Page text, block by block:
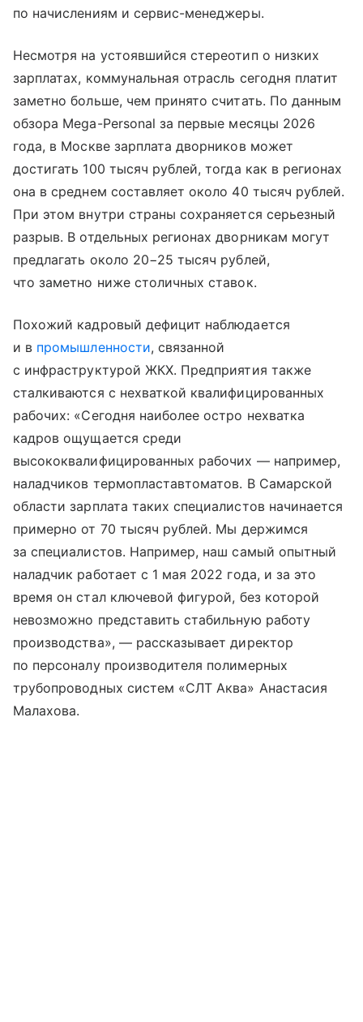
по начислениям и сервис-менеджеры.
Несмотря на устоявшийся стереотип о низких
зарплатах, коммунальная отрасль сегодня платит
заметно больше, чем принято считать. По данным
обзора Mega-Personal за первые месяцы 2026
года, в Москве зарплата дворников может
достигать 100 тысяч рублей, тогда как в регионах
она в среднем составляет около 40 тысяч рублей.
При этом внутри страны сохраняется серьезный
разрыв. В отдельных регионах дворникам могут
предлагать около 20−25 тысяч рублей,
что заметно ниже столичных ставок.
Похожий кадровый дефицит наблюдается
и в промышленности, связанной
с инфраструктурой ЖКХ. Предприятия также
сталкиваются с нехваткой квалифицированных
рабочих: «Сегодня наиболее остро нехватка
кадров ощущается среди
высококвалифицированных рабочих — например,
наладчиков термопластавтоматов. В Самарской
области зарплата таких специалистов начинается
примерно от 70 тысяч рублей. Мы держимся
за специалистов. Например, наш самый опытный
наладчик работает с 1 мая 2022 года, и за это
время он стал ключевой фигурой, без которой
невозможно представить стабильную работу
производства», — рассказывает директор
по персоналу производителя полимерных
трубопроводных систем «СЛТ Аква» Анастасия
Малахова.